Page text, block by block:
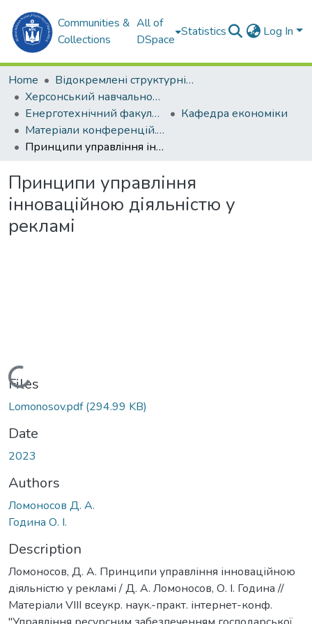
Communities &
Collections
All of
DSpace
Statistics Log In
Home
Відокремлені структурні підрозділи НУК ім. адм. Макарова
Херсонський навчально-науковий інститут НУК ім. адм. Макарова (ХННІ НУК)
Енерготехнічний факультет
Кафедра економіки
Матеріали конференцій. Кафедра економіки.
Принципи управління інноваційною діяльністю у рекламі
Принципи управління
інноваційною діяльністю у
рекламі
Loading...
Files
Lomonosov.pdf(294.99 KB)
Date
2023
Authors
Ломоносов Д. А.
Година О. І.
Description
Ломоносов, Д. А. Принципи управління інноваційною
діяльністю у рекламі / Д. А. Ломоносов, О. І. Година //
Матеріали VІІІ всеукр. наук.-практ. інтернет-конф.